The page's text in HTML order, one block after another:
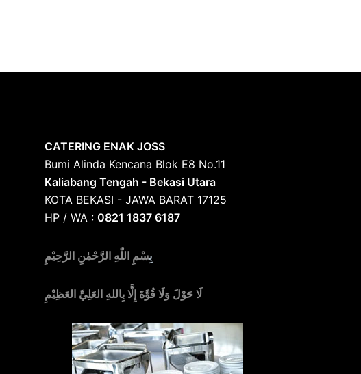
CATERING ENAK JOSS
Bumi Alinda Kencana Blok E8 No.11
Kaliabang Tengah - Bekasi Utara
KOTA BEKASI - JAWA BARAT 17125
HP / WA : 0821 1837 6187
بِسْمِ اللّٰهِ الرَّحْمٰنِ الرَّحِيْمِ
لَا حَوْلَ وَلَا قُوَّةَ إِلَّا بِاللهِ العَلِيِّ العَظِيْمِ